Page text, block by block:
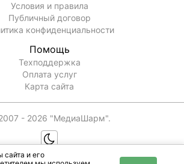
сайта и его
Условия и правила
Публичный договор
конфиденциальности
Помощь
Техподдержка
Оплата услуг
Карта сайта
- 2026 "МедиаШарм".